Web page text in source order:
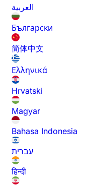
العربية
Български
简体中文
Ελληνικά
Hrvatski
Magyar
Bahasa Indonesia
עברית
हिन्दी